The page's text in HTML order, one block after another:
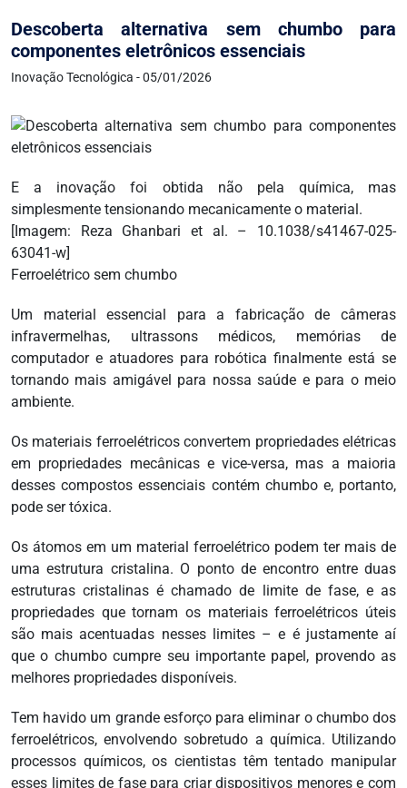
Descoberta alternativa sem chumbo para
componentes eletrônicos essenciais
Inovação Tecnológica - 05/01/2026
E a inovação foi obtida não pela química, mas
simplesmente tensionando mecanicamente o material.
[Imagem: Reza Ghanbari et al. – 10.1038/s41467-025-
63041-w]
Ferroelétrico sem chumbo
Um material essencial para a fabricação de câmeras
infravermelhas, ultrassons médicos, memórias de
computador e atuadores para robótica finalmente está se
tornando mais amigável para nossa saúde e para o meio
ambiente.
Os materiais ferroelétricos convertem propriedades elétricas
em propriedades mecânicas e vice-versa, mas a maioria
desses compostos essenciais contém chumbo e, portanto,
pode ser tóxica.
Os átomos em um material ferroelétrico podem ter mais de
uma estrutura cristalina. O ponto de encontro entre duas
estruturas cristalinas é chamado de limite de fase, e as
propriedades que tornam os materiais ferroelétricos úteis
são mais acentuadas nesses limites – e é justamente aí
que o chumbo cumpre seu importante papel, provendo as
melhores propriedades disponíveis.
Tem havido um grande esforço para eliminar o chumbo dos
ferroelétricos, envolvendo sobretudo a química. Utilizando
processos químicos, os cientistas têm tentado manipular
esses limites de fase para criar dispositivos menores e com